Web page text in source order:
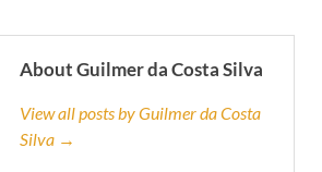
About Guilmer da Costa Silva
View all posts by Guilmer da Costa
Silva →